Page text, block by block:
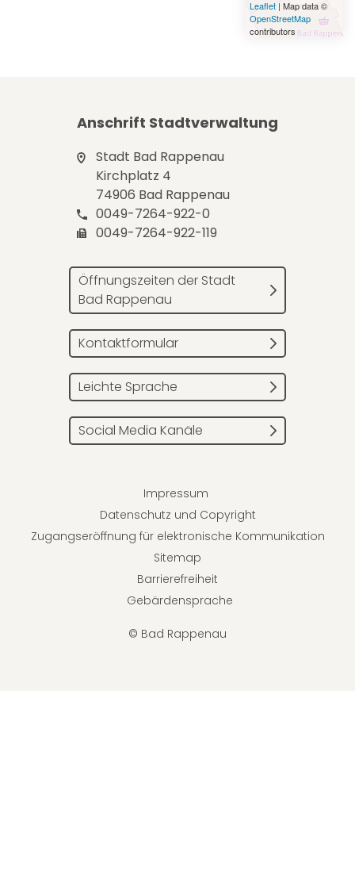
Leaflet| Map data ©
OpenStreetMap
contributors
Anschrift Stadtverwaltung
Stadt Bad Rappenau
Kirchplatz 4
74906 Bad Rappenau
0049-7264-922-0
0049-7264-922-119
Öffnungszeiten der Stadt
Bad Rappenau
Kontaktformular
Leichte Sprache
Social Media Kanäle
© Bad Rappenau
Impressum
Datenschutz und Copyright
Zugangseröffnung für elektronische Kommunikation
Sitemap
Barrierefreiheit
Gebärdensprache